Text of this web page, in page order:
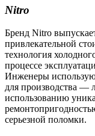
Nitro
Бренд Nitro
привлекательной
технология
процессе
Инженеры
для производства —
использованию
серьезной поломки.